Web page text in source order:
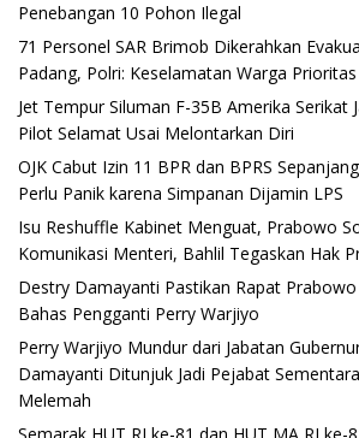
Penebangan 10 Pohon Ilegal
71 Personel SAR Brimob Dikerahkan
Padang, Polri: Keselamatan Warga
Jet Tempur Siluman F-35B Amerika Serikat
Pilot Selamat Usai Melontarkan Diri
OJK Cabut Izin 11 BPR dan BPRS
Perlu Panik karena Simpanan Dijamin LPS
Isu Reshuffle Kabinet Menguat, Prabowo
Komunikasi Menteri, Bahlil Tegaskan Hak
Destry Damayanti Pastikan Rapat Prabowo
Bahas Pengganti Perry Warjiyo
Perry Warjiyo Mundur dari Jabatan
Damayanti Ditunjuk Jadi Pejabat
Melemah